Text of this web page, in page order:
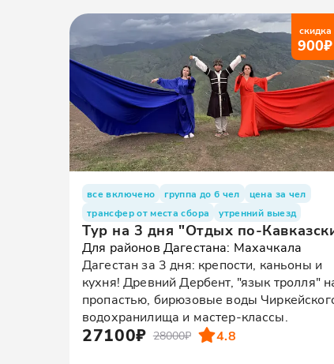
скидка
900₽
все включено группа до 6 чел
цена за чел
трансфер от места сбора
утренний выезд
Тур на 3 дня "Отдых по-
Для районов Дагестана: Махачкала
Дагестан за 3 дня: крепости, каньоны и
кухня! Древний Дербент, "язык тролля"
пропастью, бирюзовые воды
водохранилища и мастер-классы.
27100₽ 28000₽ 4.8